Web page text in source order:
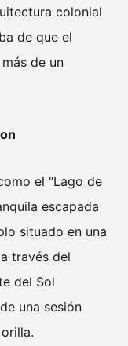
colonial
de que el
de un
el “Lago de
escapada
situado en una
través del
del Sol
una sesión